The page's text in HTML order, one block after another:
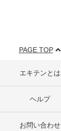
PAGE TOP
エキテンとは
ヘルプ
お問い合わせ